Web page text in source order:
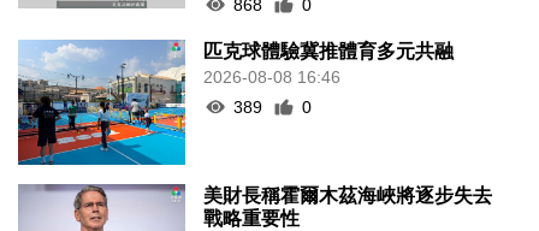
868
0
匹克球體驗冀推體育多元共融
2026-08-08 16:46
389
0
美財長稱霍爾木茲海峽將逐步失去
戰略重要性